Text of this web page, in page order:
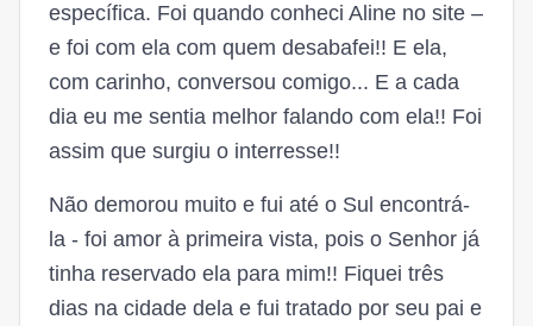
específica. Foi quando conheci Aline no site –
e foi com ela com quem desabafei!! E ela,
com carinho, conversou comigo... E a cada
dia eu me sentia melhor falando com ela!! Foi
assim que surgiu o interresse!!
Não demorou muito e fui até o Sul encontrá-
la - foi amor à primeira vista, pois o Senhor já
tinha reservado ela para mim!! Fiquei três
dias na cidade dela e fui tratado por seu pai e